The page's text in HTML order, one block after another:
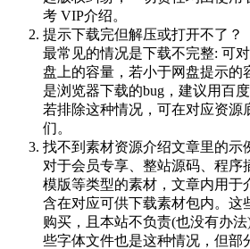
考 VIP介绍。
提示下载完但解压或打开不了？
最常见的情况是下载不完整: 可
盘上的容量，若小于网盘提示的
是浏览器下载的bug，建议用百
若排除这种情况，可在对应资源
们。
找不到素材资源介绍文章里的示
对于会员专享、整站源码、程序
模版等类型的素材，文章内用于
含在对应可供下载素材包内。这
购买，且本站不负责(也没有办
些字体文件也是这种情况，但部